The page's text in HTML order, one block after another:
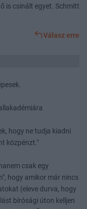
is csinált egyet. Schmitt
Válasz erre
hogy ne tudja kiadni
közpénzt."
csak egy
hogy amikor már nincs
(eleve durva, hogy
bírósági úton kelljen